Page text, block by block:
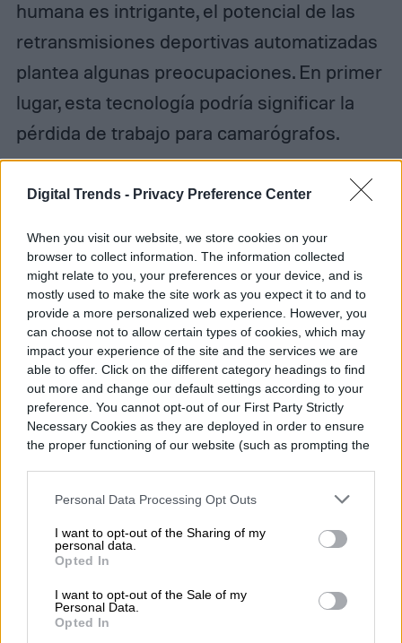
Digital Trends - Privacy Preference Center
When you visit our website, we store cookies on your
browser to collect information. The information collected
might relate to you, your preferences or your device, and is
mostly used to make the site work as you expect it to and to
provide a more personalized web experience. However, you
can choose not to allow certain types of cookies, which may
impact your experience of the site and the services we are
able to offer. Click on the different category headings to find
out more and change our default settings according to your
preference. You cannot opt-out of our First Party Strictly
Necessary Cookies as they are deployed in order to ensure
the proper functioning of our website (such as prompting the
Personal Data Processing Opt Outs
I want to opt-out of the Sharing of my
personal data.
Opted In
I want to opt-out of the Sale of my
Personal Data.
Opted In
humana es intrigante, el potencial de las
retransmisiones deportivas automatizadas
plantea algunas preocupaciones. En primer
lugar, esta tecnología podría significar la
pérdida de trabajo para camarógrafos.